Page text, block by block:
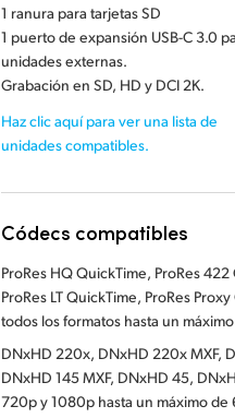
1 ranura para tarjetas SD
1 puerto de expansión USB-C 3.0
unidades externas.
Grabación en SD, HD y DCI 2K.
Haz clic aquí para ver una lista de
unidades compatibles.
Códecs compatibles
ProRes HQ QuickTime, ProRes
ProRes LT QuickTime, ProRes
todos los formatos hasta un
DNxHD 220x, DNxHD 220x MXF,
DNxHD 145 MXF, DNxHD 45,
720p y 1080p hasta un máximo de